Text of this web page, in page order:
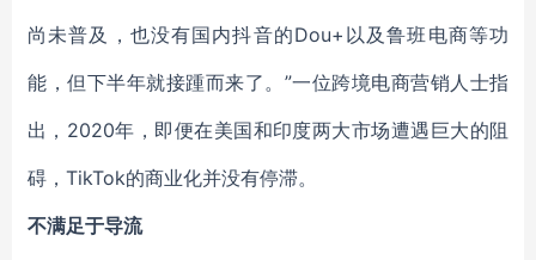
尚未普及，也没有国内抖音的Dou+以及鲁班电商等功
能，但下半年就接踵而来了。”一位跨境电商营销人士指
出，2020年，即便在美国和印度两大市场遭遇巨大的阻
碍，TikTok的商业化并没有停滞。
不满足于导流